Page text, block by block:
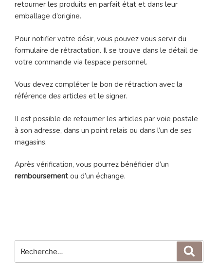
retourner les produits en parfait état et dans leur
emballage d’origine.
Pour notifier votre désir, vous pouvez vous servir du
formulaire de rétractation. Il se trouve dans le détail de
votre commande via l’espace personnel.
Vous devez compléter le bon de rétraction avec la
référence des articles et le signer.
Il est possible de retourner les articles par voie postale
à son adresse, dans un point relais ou dans l’un de ses
magasins.
Après vérification, vous pourrez bénéficier d’un
remboursementou d’un échange.
pour